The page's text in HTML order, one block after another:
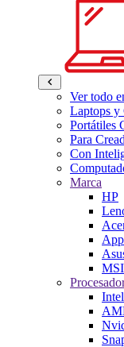
Ver todo
Laptops y
Portátiles
Para
Con
Marca
HP
MSI
Intel